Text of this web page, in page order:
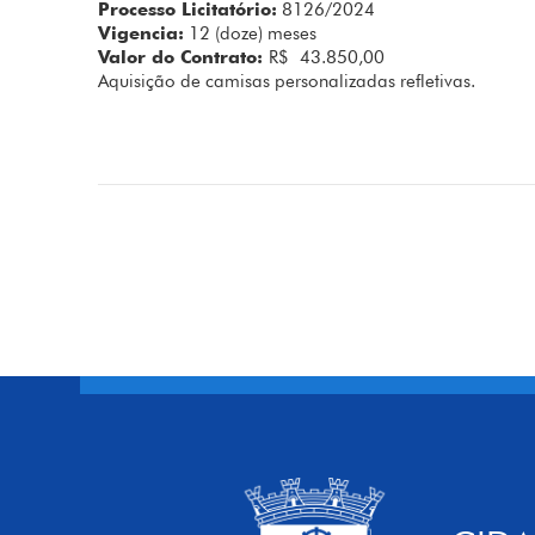
Processo Licitatório: 8126/2024
Vigencia: 12 (doze) meses
Valor do Contrato: R$ 43.850,00
Aquisição de camisas personalizadas refletivas.